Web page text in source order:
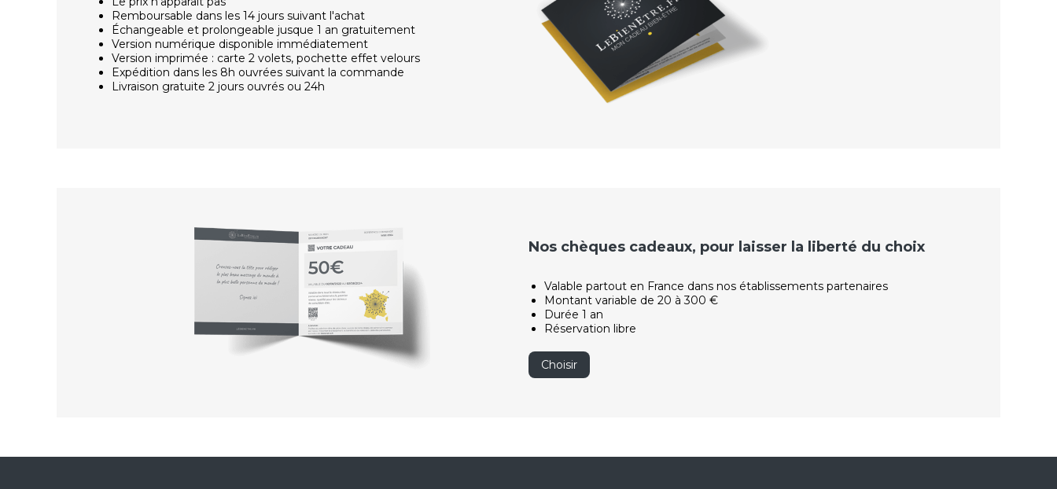
Remboursable dans les 14 jours suivant l'achat
Échangeable et prolongeable jusque 1 an gratuitement
Version numérique disponible immédiatement
Version imprimée : carte 2 volets, pochette effet velours
Expédition dans les 8h ouvrées suivant la commande
Livraison gratuite 2 jours ouvrés ou 24h
Nos chèques cadeaux, pour laisser la liberté du choix
Valable partout en France dans nos établissements partenaires
Montant variable de 20 à 300 €
Durée 1 an
Réservation libre
Choisir